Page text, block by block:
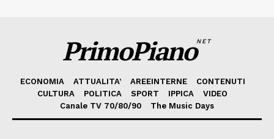
PrimoPianoNET
ECONOMIA ATTUALITA’ AREEINTERNE
CONTENUTI
CULTURA
POLITICA SPORT IPPICA
VIDEO
Canale TV 70/80/90
The Music Days